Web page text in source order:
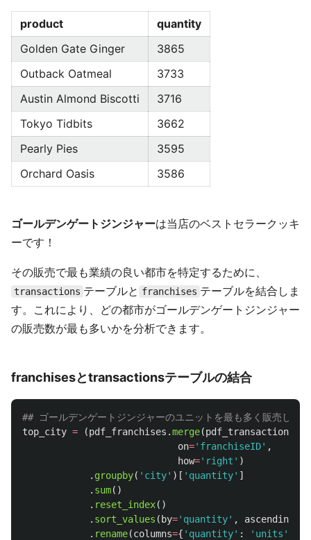
product
quantity
Golden Gate Ginger
3865
Outback Oatmeal
3733
Austin Almond Biscotti
3716
Tokyo Tidbits
3662
Pearly Pies
3595
Orchard Oasis
3586
ゴールデンゲートジンジャーは当店のベストセラークッキ
ーです！
その販売で最も業績の良い都市を特定するために、
transactions テーブルと franchises テーブルを結合しま
す。これにより、どの都市がゴールデンゲートジンジャー
の販売数が最も多いかを分析できます。
franchisesとtransactionsテーブルの結合
top_city = (pdf_franchises .merge(pdf_transactions
on=' franchiseID' ,
how=' right ' )
. groupby( ' city' )[ ' quantity' ]
. sum()
. reset_index()
. sort_values ( by=' quantity' , ascending
. rename(columns={ ' quantity' : ' units '